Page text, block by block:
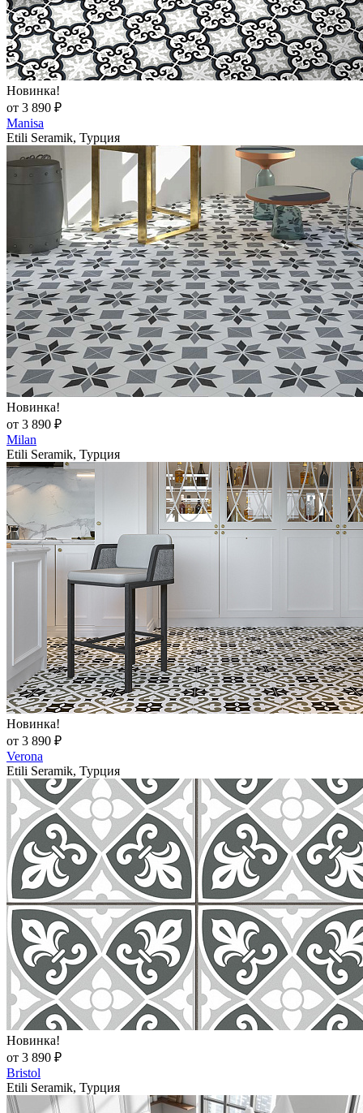
Новинка!
от 3 890 ₽
Manisa
Etili Seramik, Турция
Новинка!
от 3 890 ₽
Milan
Etili Seramik, Турция
Новинка!
от 3 890 ₽
Verona
Etili Seramik, Турция
Новинка!
от 3 890 ₽
Bristol
Etili Seramik, Турция